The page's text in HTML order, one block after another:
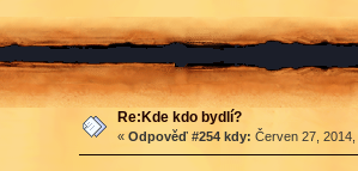
Re:Kde kdo bydlí?
« Odpověď #254 kdy: Červen 27,